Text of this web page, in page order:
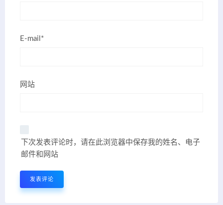
E-mail*
网站
下次发表评论时，请在此浏览器中保存我的姓名、电子
邮件和网站